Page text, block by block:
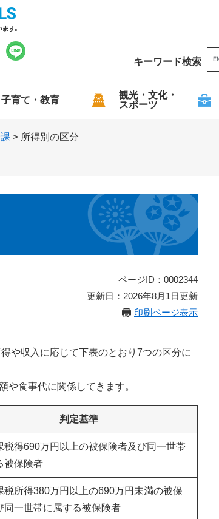
キーワード検索
G
o
g
l
子育て・教育
観光・文化・
スポーツ
> 所得別の区分
ページID：0002344
更新日：2026年8月1日更新
印刷ページ表示
や収入に応じて下表のとおり7つの区分に
食事代に関係してきます。
判定基準
税得690万円以上の被保険者及び同一世帯
被保険者
税所得380万円以上の690万円未満の被保
同一世帯に属する被保険者